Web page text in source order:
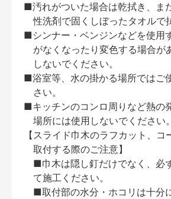
■汚れがついた場合は乾拭き、ま
性洗剤で固くしぼったタオルで
■シンナー・ベンジンなどを使用
がなくなったり変色する場合が
しないでください。
■浴室等、水の掛かる場所ではご
さい。
■キッチンのコンロ周りなど熱の
場所には使用しないでください。
【スライド巾木のラフカット、
取付する際のご注意】
■巾木は隠し釘だけでなく、必
て施工ください。
■取付部の水分・ホコリは十分